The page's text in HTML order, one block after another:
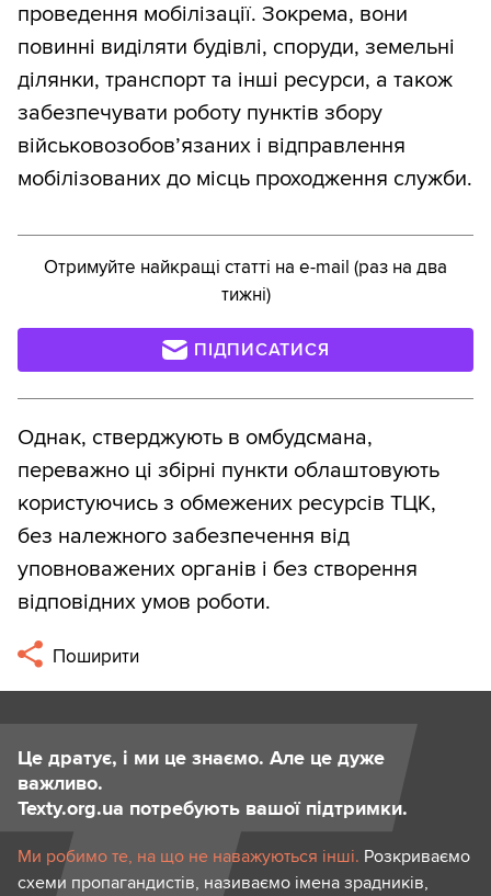
проведення мобілізації. Зокрема, вони
повинні виділяти будівлі, споруди, земельні
ділянки, транспорт та інші ресурси, а також
забезпечувати роботу пунктів збору
військовозобов’язаних і відправлення
мобілізованих до місць проходження служби.
Отримуйте найкращі статті на e-mail (раз на два
тижні)
ПІДПИСАТИСЯ
Однак, стверджують в омбудсмана,
переважно ці збірні пункти облаштовують
користуючись з обмежених ресурсів ТЦК,
без належного забезпечення від
уповноважених органів і без створення
відповідних умов роботи.
Поширити
Це дратує, і ми це знаємо. Але це дуже
важливо.
Texty.org.ua потребують вашої підтримки.
Ми робимо те, на що не наважуються інші. Розкриваємо
схеми пропагандистів, називаємо імена зрадників,